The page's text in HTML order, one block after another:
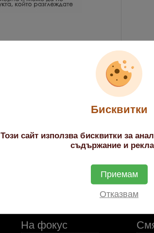
На фокус
Бисквитки
Този сайт използва бисквитки за
съдържание и
Приемам
Отказвам